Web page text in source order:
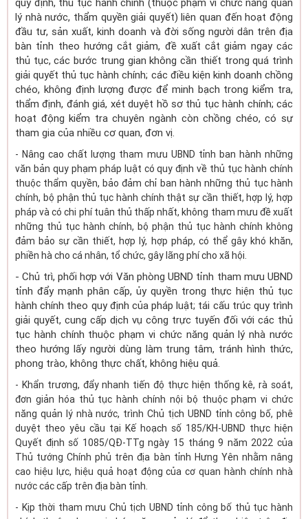
quy định, thủ tục hành chính (thuộc phạm vi chức năng quản
lý nhà nước, thẩm quyền giải quyết) liên quan đến hoạt động
đầu tư, sản xuất, kinh doanh và đời sống người dân trên địa
bàn tỉnh theo hướng cắt giảm, đề xuất cắt giảm ngay các
thủ tục, các bước trung gian không cần thiết trong quá trình
giải quyết thủ tục hành chính; các điều kiện kinh doanh chồng
chéo, không định lượng được để minh bạch trong kiểm tra,
thẩm định, đánh giá, xét duyệt hồ sơ thủ tục hành chính; các
hoạt động kiểm tra chuyên ngành còn chồng chéo, có sự
tham gia của nhiều cơ quan, đơn vị.
- Nâng cao chất lượng tham mưu UBND tỉnh ban hành những
văn bản quy phạm pháp luật có quy định về thủ tục hành chính
thuộc thẩm quyền, bảo đảm chỉ ban hành những thủ tục hành
chính, bộ phận thủ tục hành chính thật sự cần thiết, hợp lý, hợp
pháp và có chi phí tuân thủ thấp nhất, không tham mưu đề xuất
những thủ tục hành chính, bộ phận thủ tục hành chính không
đảm bảo sự cần thiết, hợp lý, hợp pháp, có thể gây khó khăn,
phiền hà cho cá nhân, tổ chức, gây lãng phí cho xã hội.
- Chủ trì, phối hợp với Văn phòng UBND tỉnh tham mưu UBND
tỉnh đẩy mạnh phân cấp, ủy quyền trong thực hiện thủ tục
hành chính theo quy định của pháp luật; tái cấu trúc quy trình
giải quyết, cung cấp dịch vụ công trực tuyến đối với các thủ
tục hành chính thuộc phạm vi chức năng quản lý nhà nước
theo hướng lấy người dùng làm trung tâm, tránh hình thức,
phong trào, không thực chất, không hiệu quả.
- Khẩn trương, đẩy nhanh tiến độ thực hiện thống kê, rà soát,
đơn giản hóa thủ tục hành chính nội bộ thuộc phạm vi chức
năng quản lý nhà nước, trình Chủ tịch UBND tỉnh công bố, phê
duyệt theo yêu cầu tại Kế hoạch số 185/KH-UBND thực hiện
Quyết định số 1085/QĐ-TTg ngày 15 tháng 9 năm 2022 của
Thủ tướng Chính phủ trên địa bàn tỉnh Hưng Yên nhằm nâng
cao hiệu lực, hiệu quả hoạt động của cơ quan hành chính nhà
nước các cấp trên địa bàn tỉnh.
- Kịp thời tham mưu Chủ tịch UBND tỉnh công bố thủ tục hành